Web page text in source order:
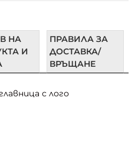
НА
И
ПРАВИЛА ЗА
ДОСТАВКА/
ВРЪЩАНЕ
с лого